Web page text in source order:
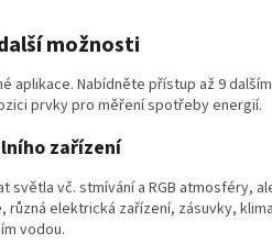
možnosti
aplikace. Nabídněte přístup až 9
prvky pro měření spotřeby energií.
zařízení
světla vč. stmívání a RGB atmosféry,
různá elektrická zařízení, zásuvky,
vodou.